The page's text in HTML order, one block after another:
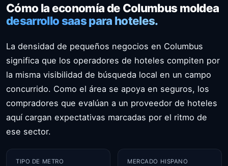
Cómo la economía de Columbus moldea
desarrollo saas para hoteles.
La densidad de pequeños negocios en Columbus
significa que los operadores de hoteles compiten por
la misma visibilidad de búsqueda local en un campo
concurrido. Como el área se apoya en seguros, los
compradores que evalúan a un proveedor de hoteles
aquí cargan expectativas marcadas por el ritmo de
ese sector.
TIPO DE METRO MERCADO HISPANO